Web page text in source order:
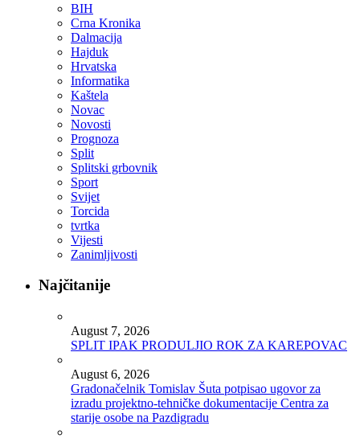
BIH
Crna Kronika
Dalmacija
Hajduk
Hrvatska
Informatika
Kaštela
Novac
Novosti
Prognoza
Split
Splitski grbovnik
Sport
Svijet
Torcida
tvrtka
Vijesti
Zanimljivosti
Najčitanije
August 7, 2026
SPLIT IPAK PRODULJIO ROK ZA KAREPOVAC
August 6, 2026
Gradonačelnik Tomislav Šuta potpisao ugovor za
izradu projektno-tehničke dokumentacije Centra za
starije osobe na Pazdigradu